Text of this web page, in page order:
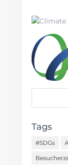
Tags
#SDGs